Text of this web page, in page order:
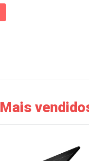
Mais